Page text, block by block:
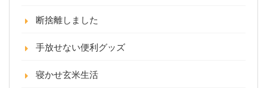
断捨離しました
手放せない便利グッズ
寝かせ玄米生活